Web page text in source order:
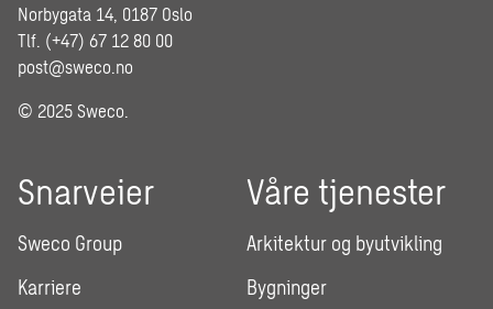
Norbygata 14, 0187 Oslo
Tlf. (+47) 67 12 80 00
post@sweco.no
© 2025 Sweco.
Snarveier
Sweco Group
Karriere
Våre tjenester
Arkitektur og byutvikling
Bygninger